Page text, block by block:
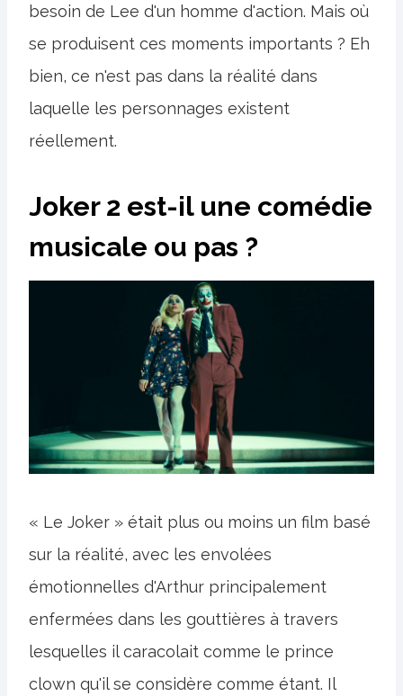
besoin de Lee d'un homme d'action. Mais où
se produisent ces moments importants ? Eh
bien, ce n'est pas dans la réalité dans
laquelle les personnages existent
réellement.
Joker 2 est-il une comédie
musicale ou pas ?
« Le Joker » était plus ou moins un film basé
sur la réalité, avec les envolées
émotionnelles d'Arthur principalement
enfermées dans les gouttières à travers
lesquelles il caracolait comme le prince
clown qu'il se considère comme étant. Il